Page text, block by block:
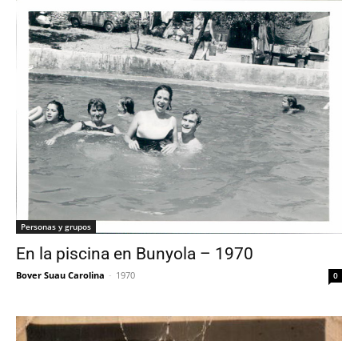
Personas y grupos
En la piscina en Bunyola – 1970
Bover Suau Carolina - 1970 0